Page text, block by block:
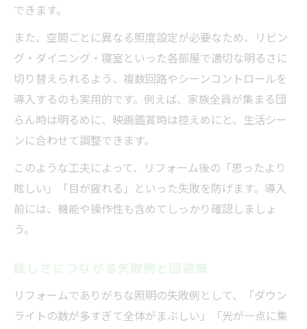
できます。
また、空間ごとに異なる照度設定が必要なため、リビン
グ・ダイニング・寝室といった各部屋で適切な明るさに
切り替えられるよう、複数回路やシーンコントロールを
導入するのも実用的です。例えば、家族全員が集まる団
らん時は明るめに、映画鑑賞時は控えめにと、生活シー
ンに合わせて調整できます。
このような工夫によって、リフォーム後の「思ったより
眩しい」「目が疲れる」といった失敗を防げます。導入
前には、機能や操作性も含めてしっかり確認しましょ
う。
眩しさにつながる失敗例と回避策
リフォームでありがちな照明の失敗例として、「ダウン
ライトの数が多すぎて全体がまぶしい」「光が一点に集